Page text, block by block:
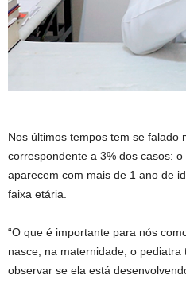
Nos últimos tempos tem se
correspondente a 3% dos casos:
aparecem com mais de 1 ano de
faixa etária.
“O que é importante para nós
nasce, na maternidade, o
observar se ela está